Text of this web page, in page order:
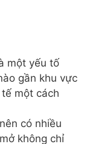
một yếu tố
gần khu vực
một cách
có nhiều
không chỉ